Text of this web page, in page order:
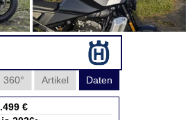
Daten
Artikel
360°
€